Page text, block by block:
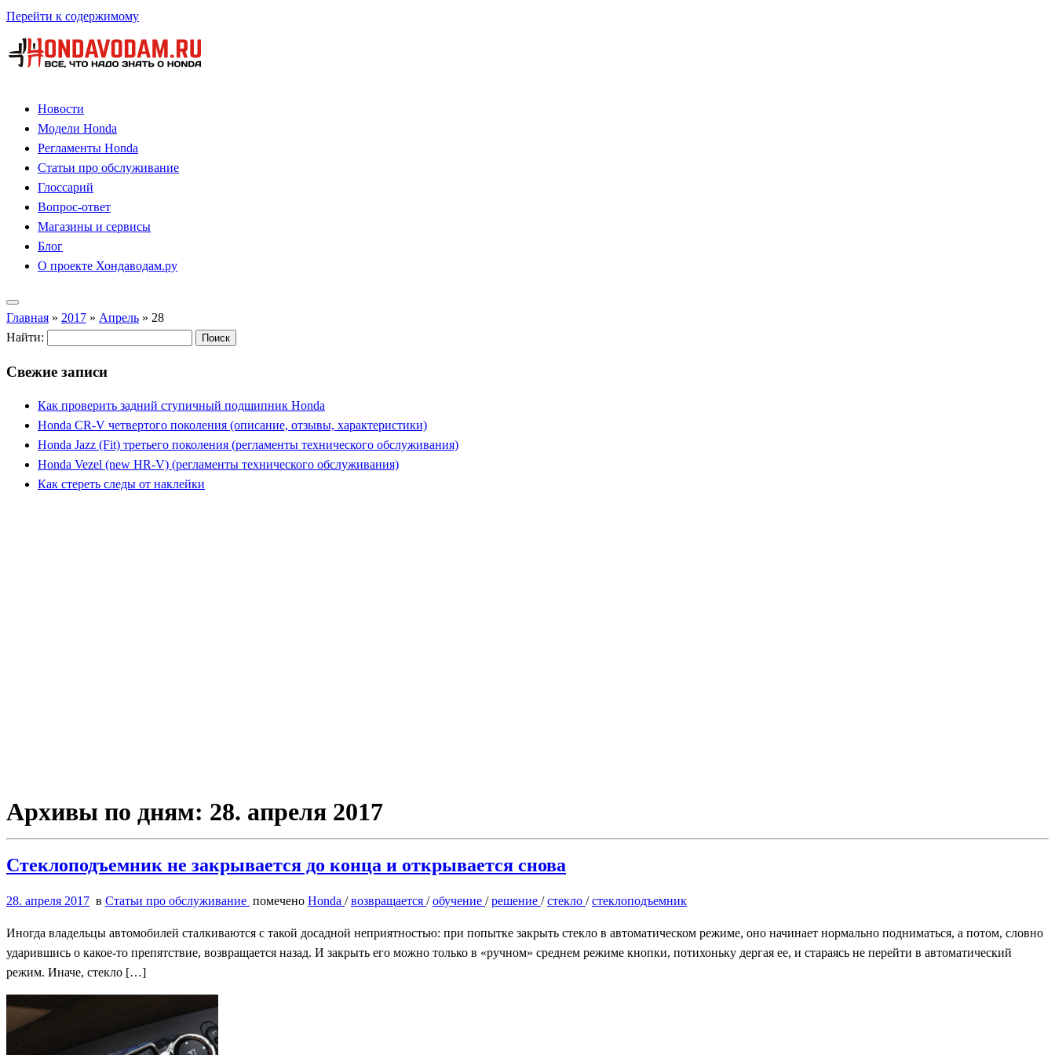
Перейти к содержимому
Новости
Модели Honda
Регламенты Honda
Статьи про обслуживание
Глоссарий
Вопрос-ответ
Магазины и сервисы
Блог
О проекте Хондаводам.ру
Главная » 2017 » Апрель » 28
Найти:
Свежие записи
Как проверить задний ступичный подшипник Honda
Honda CR-V четвертого поколения (описание, отзывы, характеристики)
Honda Jazz (Fit) третьего поколения (регламенты технического обслуживания)
Honda Vezel (new HR-V) (регламенты технического обслуживания)
Как стереть следы от наклейки
Архивы по дням: 28. апреля 2017
Стеклоподъемник не закрывается до конца и открывается снова
28. апреля 2017 в Статьи про обслуживание помечено Honda /возвращается /обучение /решение /стекло /стеклоподъемник
Иногда владельцы автомобилей сталкиваются с такой досадной неприятностью: при попытке закрыть стекло в автоматическом режиме, оно начинает нормально подниматься, а потом, словно
ударившись о какое-то препятствие, возвращается назад. И закрыть его можно только в «ручном» среднем режиме кнопки, потихоньку дергая ее, и стараясь не перейти в автоматический
режим. Иначе, стекло […]